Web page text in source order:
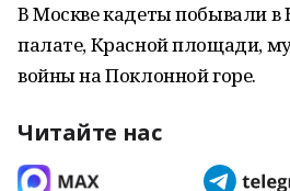
В Москве кадеты побывали
палате, Красной площади,
войны на Поклонной горе.
Читайте нас